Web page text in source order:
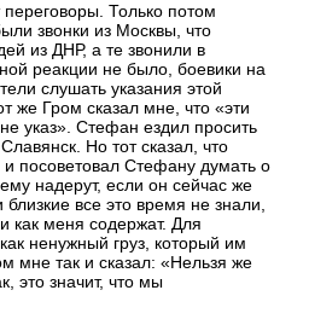
Только потом
звонки из Москвы, что
из ДНР, а те звонили в
реакции не было, боевики на
слушать указания этой
же Гром сказал мне, что «эти
указ». Стефан ездил просить
Но тот сказал, что
посоветовал Стефану думать о
надерут, если он сейчас же
все это время не знали,
как меня содержат. Для
ненужный груз, который им
мне так и сказал: «Нельзя же
это значит, что мы